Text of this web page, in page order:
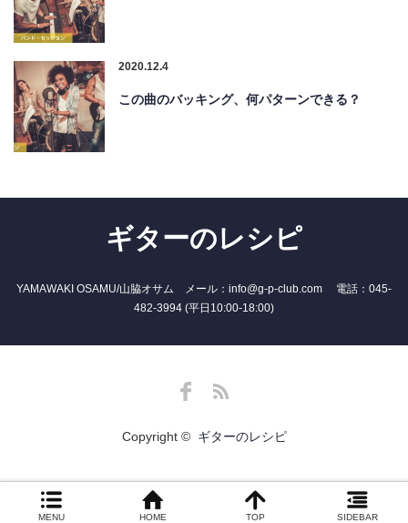
2020.12.4
この曲のバッキング、何パターンできる？
ギターのレシピ
YAMAWAKI OSAMU/山脇オサム メール：info@g-p-club.com 電話：045-
482-3994 (平日10:00-18:00)
MENU HOME TOP SIDEBAR
Copyright © ギターのレシピ